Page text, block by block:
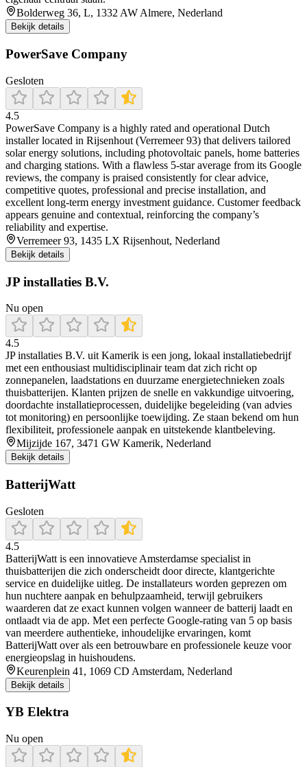
Bolderweg 36, L, 1332 AW Almere, Nederland
Bekijk details
PowerSave Company
Gesloten
4.5
PowerSave Company is a highly rated and operational Dutch
installer located in Rijsenhout (Verremeer 93) that delivers tailored
solar energy solutions, including photovoltaic panels, home batteries
and charging stations. With a flawless 5‑star average from its Google
reviews, the company is praised consistently for clear advice,
competitive quotes, professional and precise installation, and
excellent long‑term energy investment guidance. Customer feedback
appears genuine and contextual, reinforcing the company’s
reliability and expertise.
Verremeer 93, 1435 LX Rijsenhout, Nederland
Bekijk details
JP installaties B.V.
Nu open
4.5
JP installaties B.V. uit Kamerik is een jong, lokaal installatiebedrijf
met een enthousiast multidisciplinair team dat zich richt op
zonnepanelen, laadstations en duurzame energietechnieken zoals
thuisbatterijen. Klanten prijzen de snelle en vakkundige uitvoering,
doordachte installatieprocessen, duidelijke begeleiding (van advies
tot monitoring) en persoonlijke toewijding. Ze staan bekend om hun
flexibiliteit, professionele aanpak en uitstekende klantbeleving.
Mijzijde 167, 3471 GW Kamerik, Nederland
Bekijk details
BatterijWatt
Gesloten
4.5
BatterijWatt is een innovatieve Amsterdamse specialist in
thuisbatterijen die zich onderscheidt door directe, klantgerichte
service en duidelijke uitleg. De installateurs worden geprezen om
hun nuchtere aanpak en behulpzaamheid, terwijl gebruikers
waarderen dat ze exact kunnen volgen wanneer de batterij laadt en
ontlaadt via de app. Met een perfecte Google-rating van 5 op basis
van meerdere authentieke, inhoudelijke ervaringen, komt
BatterijWatt over als een betrouwbare en professionele keuze voor
energieopslag in huishoudens.
Keurenplein 41, 1069 CD Amsterdam, Nederland
Bekijk details
YB Elektra
Nu open